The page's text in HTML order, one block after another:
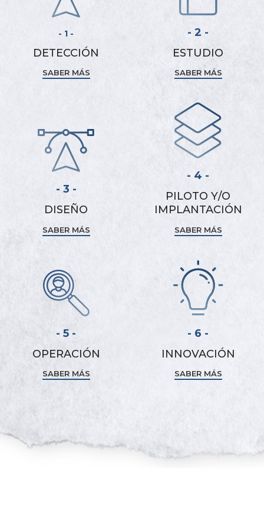
- 1 -
DETECCIÓN
SABER MÁS
- 2 -
ESTUDIO
SABER MÁS
- 3 -
DISEÑO
SABER MÁS
- 4 -
PILOTO Y/O
IMPLANTACIÓN
SABER MÁS
- 5 -
OPERACIÓN
SABER MÁS
- 6 -
INNOVACIÓN
SABER MÁS